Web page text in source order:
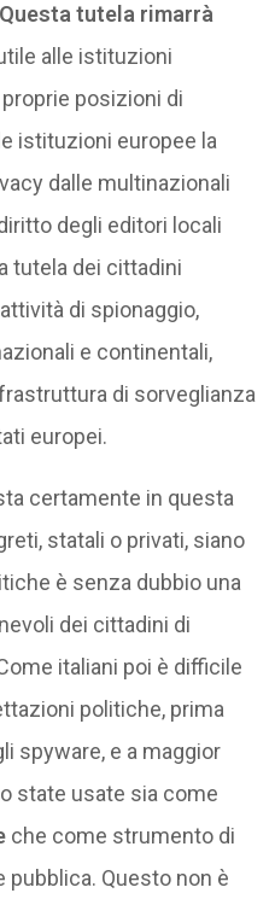
Questa tutela rimarrà
alle istituzioni
posizioni di
istituzioni europee la
dalle multinazionali
degli editori locali
tutela dei cittadini
di spionaggio,
e continentali,
di sorveglianza
europei.
certamente in questa
statali o privati, siano
è senza dubbio una
dei cittadini di
italiani poi è difficile
politiche, prima
spyware, e a maggior
state usate sia come
che come strumento di
pubblica. Questo non è